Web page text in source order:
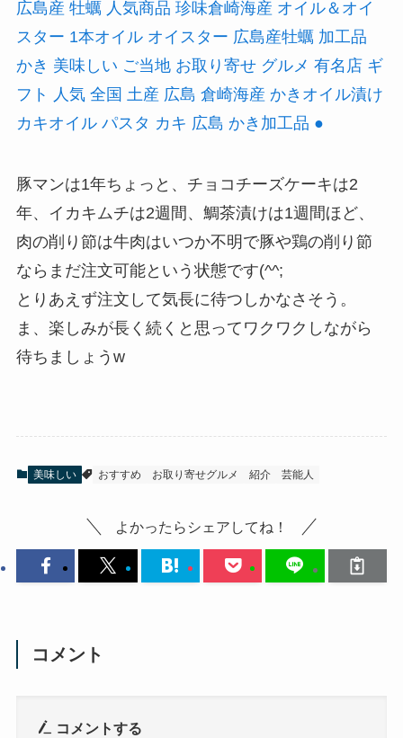
広島産 牡蠣 人気商品 珍味倉崎海産 オイル＆オイ
スター 1本オイル オイスター 広島産牡蠣 加工品
かき 美味しい ご当地 お取り寄せ グルメ 有名店 ギ
フト 人気 全国 土産 広島 倉崎海産 かきオイル漬け
カキオイル パスタ カキ 広島 かき加工品 ●
豚マンは1年ちょっと、チョコチーズケーキは2
年、イカキムチは2週間、鯛茶漬けは1週間ほど、
肉の削り節は牛肉はいつか不明で豚や鶏の削り節
ならまだ注文可能という状態です(^^;
とりあえず注文して気長に待つしかなさそう。
ま、楽しみが長く続くと思ってワクワクしながら
待ちましょうw
美味しい おすすめ お取り寄せグルメ 紹介 芸能人
よかったらシェアしてね！
コメント
コメントする